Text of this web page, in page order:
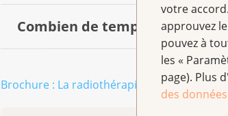
votre
approuvez
pouvez à
les «
page). Plus
des données
Diagnostic du cancer - et maintenant ?
guérir le cancer ;
en atténuer les symptômes et
Les rayons peuvent pénétrer dans le
Que se passe-t-il lors d'une
Combien de temps faut-il
Les cellules saines situées à proximité
concerne souvent les cellules de la
Brochure : La radiothérapie